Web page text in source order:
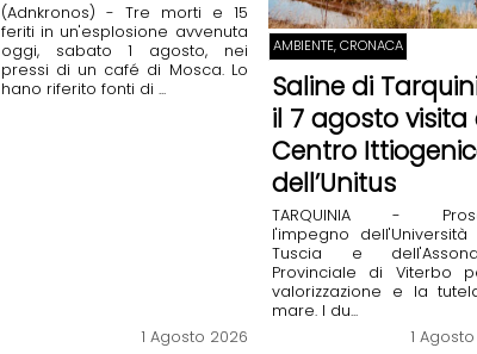
(Adnkronos) - Tre morti e 15
feriti in un'esplosione avvenuta
oggi, sabato 1 agosto, nei
pressi di un café di Mosca. Lo
hano riferito fonti di ...
1 Agosto 2026
AMBIENTE, CRONACA
Saline di
il 7 agosto visita
Centro
dell’Unitus
TARQUINIA -
l'impegno dell'Università
Tuscia e
Provinciale di Viterbo
valorizzazione e la
mare. I du...
1